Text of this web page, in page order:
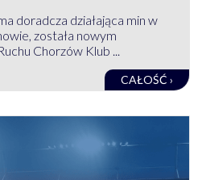
doradcza działająca min w
została nowym
Chorzów Klub ...
CAŁOŚĆ ›